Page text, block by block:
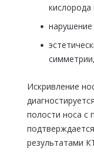
кислорода
Искривление
полости носа с
результатами